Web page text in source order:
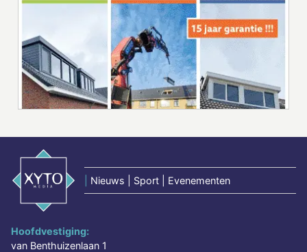
Nieuws | Sport | Evenementen
Hoofdvestiging:
van Benthuizenlaan 1